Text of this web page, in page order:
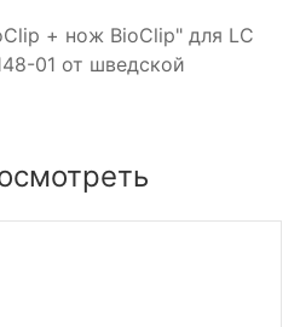
+ нож BioClip" для LC
01 от шведской